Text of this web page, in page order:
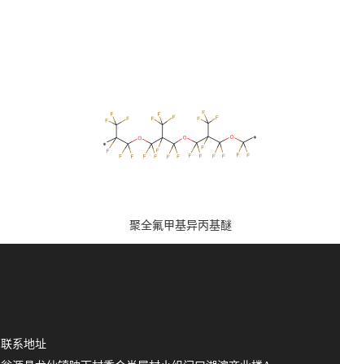
聚全氟甲基异丙基醚
联系地址